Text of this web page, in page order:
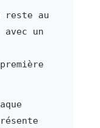
reste au
un